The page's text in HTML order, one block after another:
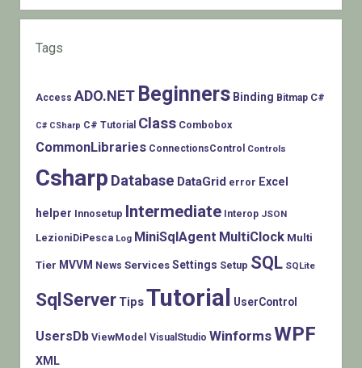
Tags
Access ADO.NET Beginners Binding Bitmap C#
C# CSharp C# Tutorial Class Combobox
CommonLibraries ConnectionsControl Controls
Csharp Database DataGrid error Excel
helper Innosetup Intermediate Interop JSON
LezioniDiPesca Log MiniSqlAgent MultiClock Multi
Tier MVVM News Services Settings Setup SQL SQLite
SqlServer TipsTutorial UserControl
UsersDb ViewModel VisualStudio WinformsWPF
XML